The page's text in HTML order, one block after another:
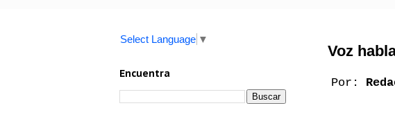
Voz
Por:
Select Language ▼
Encuentra